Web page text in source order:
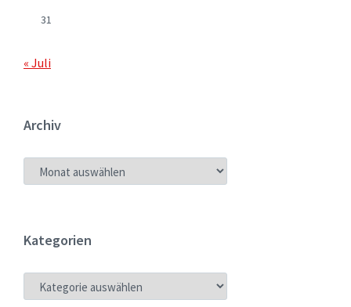
31
« Juli
Archiv
ARCHIV
Kategorien
KATEGORIEN